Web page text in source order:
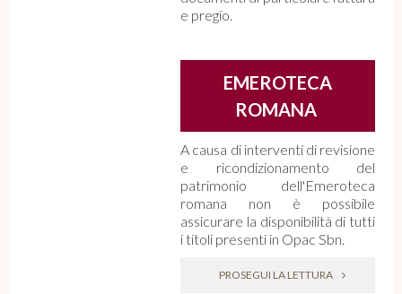
e pregio.
EMEROTECA
ROMANA
A causa di interventi di revisione
e ricondizionamento del
patrimonio dell'Emeroteca
romana non è possibile
assicurare la disponibilità di tutti
i titoli presenti in Opac Sbn.
PROSEGUI LA LETTURA